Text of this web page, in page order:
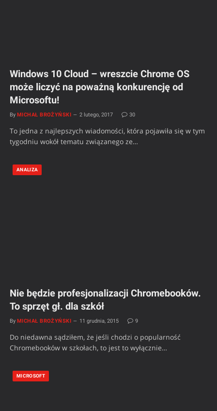
Windows 10 Cloud – wreszcie Chrome OS
może liczyć na poważną konkurencję od
Microsoftu!
By MICHAŁ BROŻYŃSKI 2 lutego, 2017 30
To jedna z najlepszych wiadomości, która pojawiła się w tym
tygodniu wokół tematu związanego ze…
ANALIZA
Nie będzie profesjonalizacji Chromebooków.
To sprzęt gł. dla szkół
By MICHAŁ BROŻYŃSKI 11 grudnia, 2015 9
Do niedawna sądziłem, że jeśli chodzi o popularność
Chromebooków w szkołach, to jest to wyłącznie…
MICROSOFT